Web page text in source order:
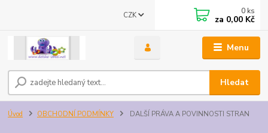
Menu
CZK
Hledat
0 ks
za 0,00 Kč
Úvod OBCHODNÍ PODMÍNKY DALŠÍ PRÁVA A POVINNOSTI STRAN